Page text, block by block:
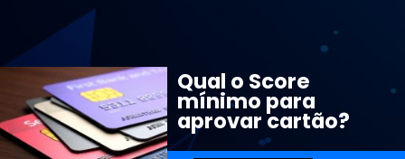
Qual o Score
mínimo para
aprovar cartão?